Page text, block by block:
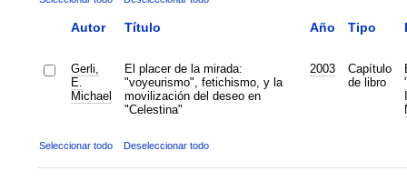
Autor Título Año Tipo
Gerli,
E.
Michael
El placer de la mirada:
"voyeurismo", fetichismo, y la
movilización del deseo en
"Celestina"
2003
Capítulo
de libro
Seleccionar todo Deseleccionar todo